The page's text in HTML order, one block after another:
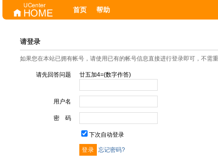
首页 帮助
请登录
如果您在本站已拥有帐号，请使用已有的帐号信息直接进行登录即可，不需
请先回答问题 廿五加4=(数字作答)
用户名
密 码
下次自动登录
忘记密码?